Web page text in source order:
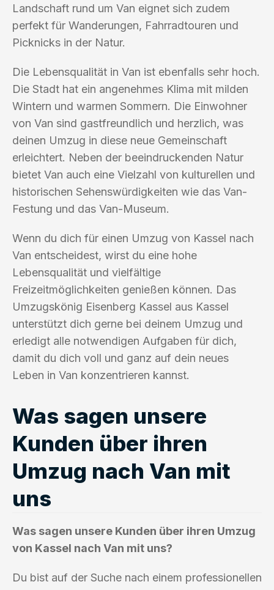
Landschaft rund um Van eignet sich zudem
perfekt für Wanderungen, Fahrradtouren und
Picknicks in der Natur.
Die Lebensqualität in Van ist ebenfalls sehr hoch.
Die Stadt hat ein angenehmes Klima mit milden
Wintern und warmen Sommern. Die Einwohner
von Van sind gastfreundlich und herzlich, was
deinen Umzug in diese neue Gemeinschaft
erleichtert. Neben der beeindruckenden Natur
bietet Van auch eine Vielzahl von kulturellen und
historischen Sehenswürdigkeiten wie das Van-
Festung und das Van-Museum.
Wenn du dich für einen Umzug von Kassel nach
Van entscheidest, wirst du eine hohe
Lebensqualität und vielfältige
Freizeitmöglichkeiten genießen können. Das
Umzugskönig Eisenberg Kassel aus Kassel
unterstützt dich gerne bei deinem Umzug und
erledigt alle notwendigen Aufgaben für dich,
damit du dich voll und ganz auf dein neues
Leben in Van konzentrieren kannst.
Was sagen unsere
Kunden über ihren
Umzug nach Van mit
uns
Was sagen unsere Kunden über ihren Umzug
von Kassel nach Van mit uns?
Du bist auf der Suche nach einem professionellen